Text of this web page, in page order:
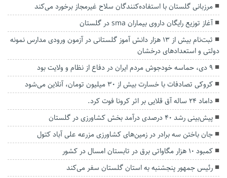
مرزبانی گلستان با استفاده‌کنندگان سلاح‌ غیرمجاز برخورد می‌کند
آغاز توزیع رایگان داروی بیماران sma در گلستان
ثبت‌نام بیش از ۱۳ هزار دانش آموز گلستانی در آزمون ورودی مدارس نمونه
دولتی و استعداد‌های درخشان
۹ دی، حماسه خودجوش مردم ایران در دفاع از نظام و ولایت بود
کروکی تصادفات با خسارت بیش از ۳۰ میلیون تومان، آنلاین می‌شود
داماد 24 ساله آق قلایی بر اثر کرونا فوت کرد.
پیش‌بینی رشد ۴۰ درصدی درآمد بخش کشاورزی در گلستان
جان باختن سه برادر در زمین‌های کشاورزی مزرعه علی آباد کتول
کمبود ۱۰ هزار مگاواتی برق در تابستان امسال در کشور
رئیس جمهور پنجشنبه به استان گلستان سفر می‌کند